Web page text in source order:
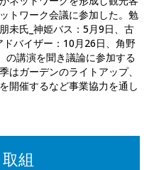
トワーク会議に参加した。勉
未氏_神姫バス：5月9日、古
バイザー：10月26日、角野
の講演を聞き議論に参加する
はガーデンのライトアップ、
開催するなど事業協力を通し
組